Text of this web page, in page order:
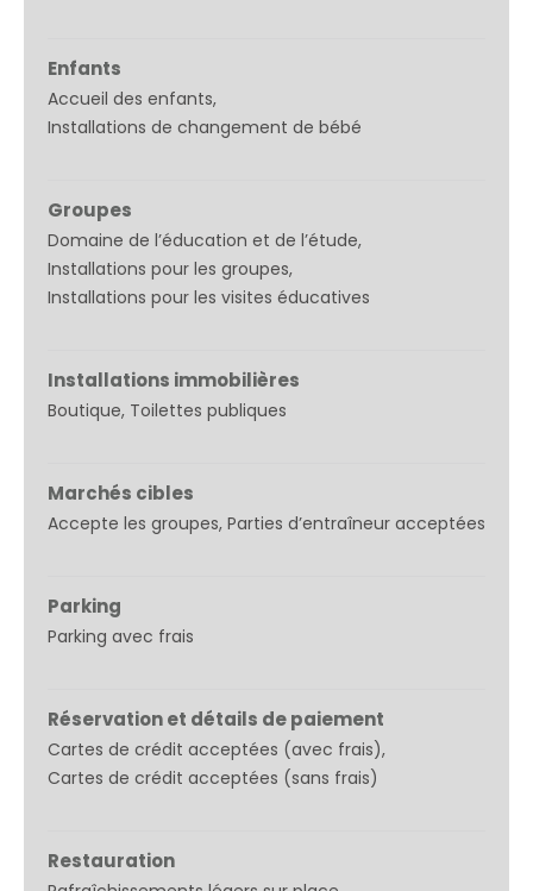
Enfants
Accueil des enfants
Installations de changement de bébé
Groupes
Domaine de l’éducation et de l’étude
Installations pour les groupes
Installations pour les visites éducatives
Installations immobilières
Boutique Toilettes publiques
Marchés cibles
Accepte les groupes Parties d’entraîneur acceptées
Parking
Parking avec frais
Réservation et détails de paiement
Cartes de crédit acceptées (avec frais)
Cartes de crédit acceptées (sans frais)
Restauration